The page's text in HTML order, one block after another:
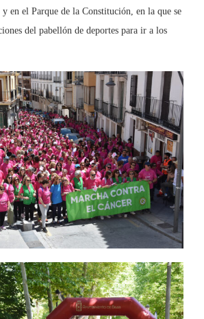
y en el Parque de la Constitución, en la que se
del pabellón de deportes para ir a los